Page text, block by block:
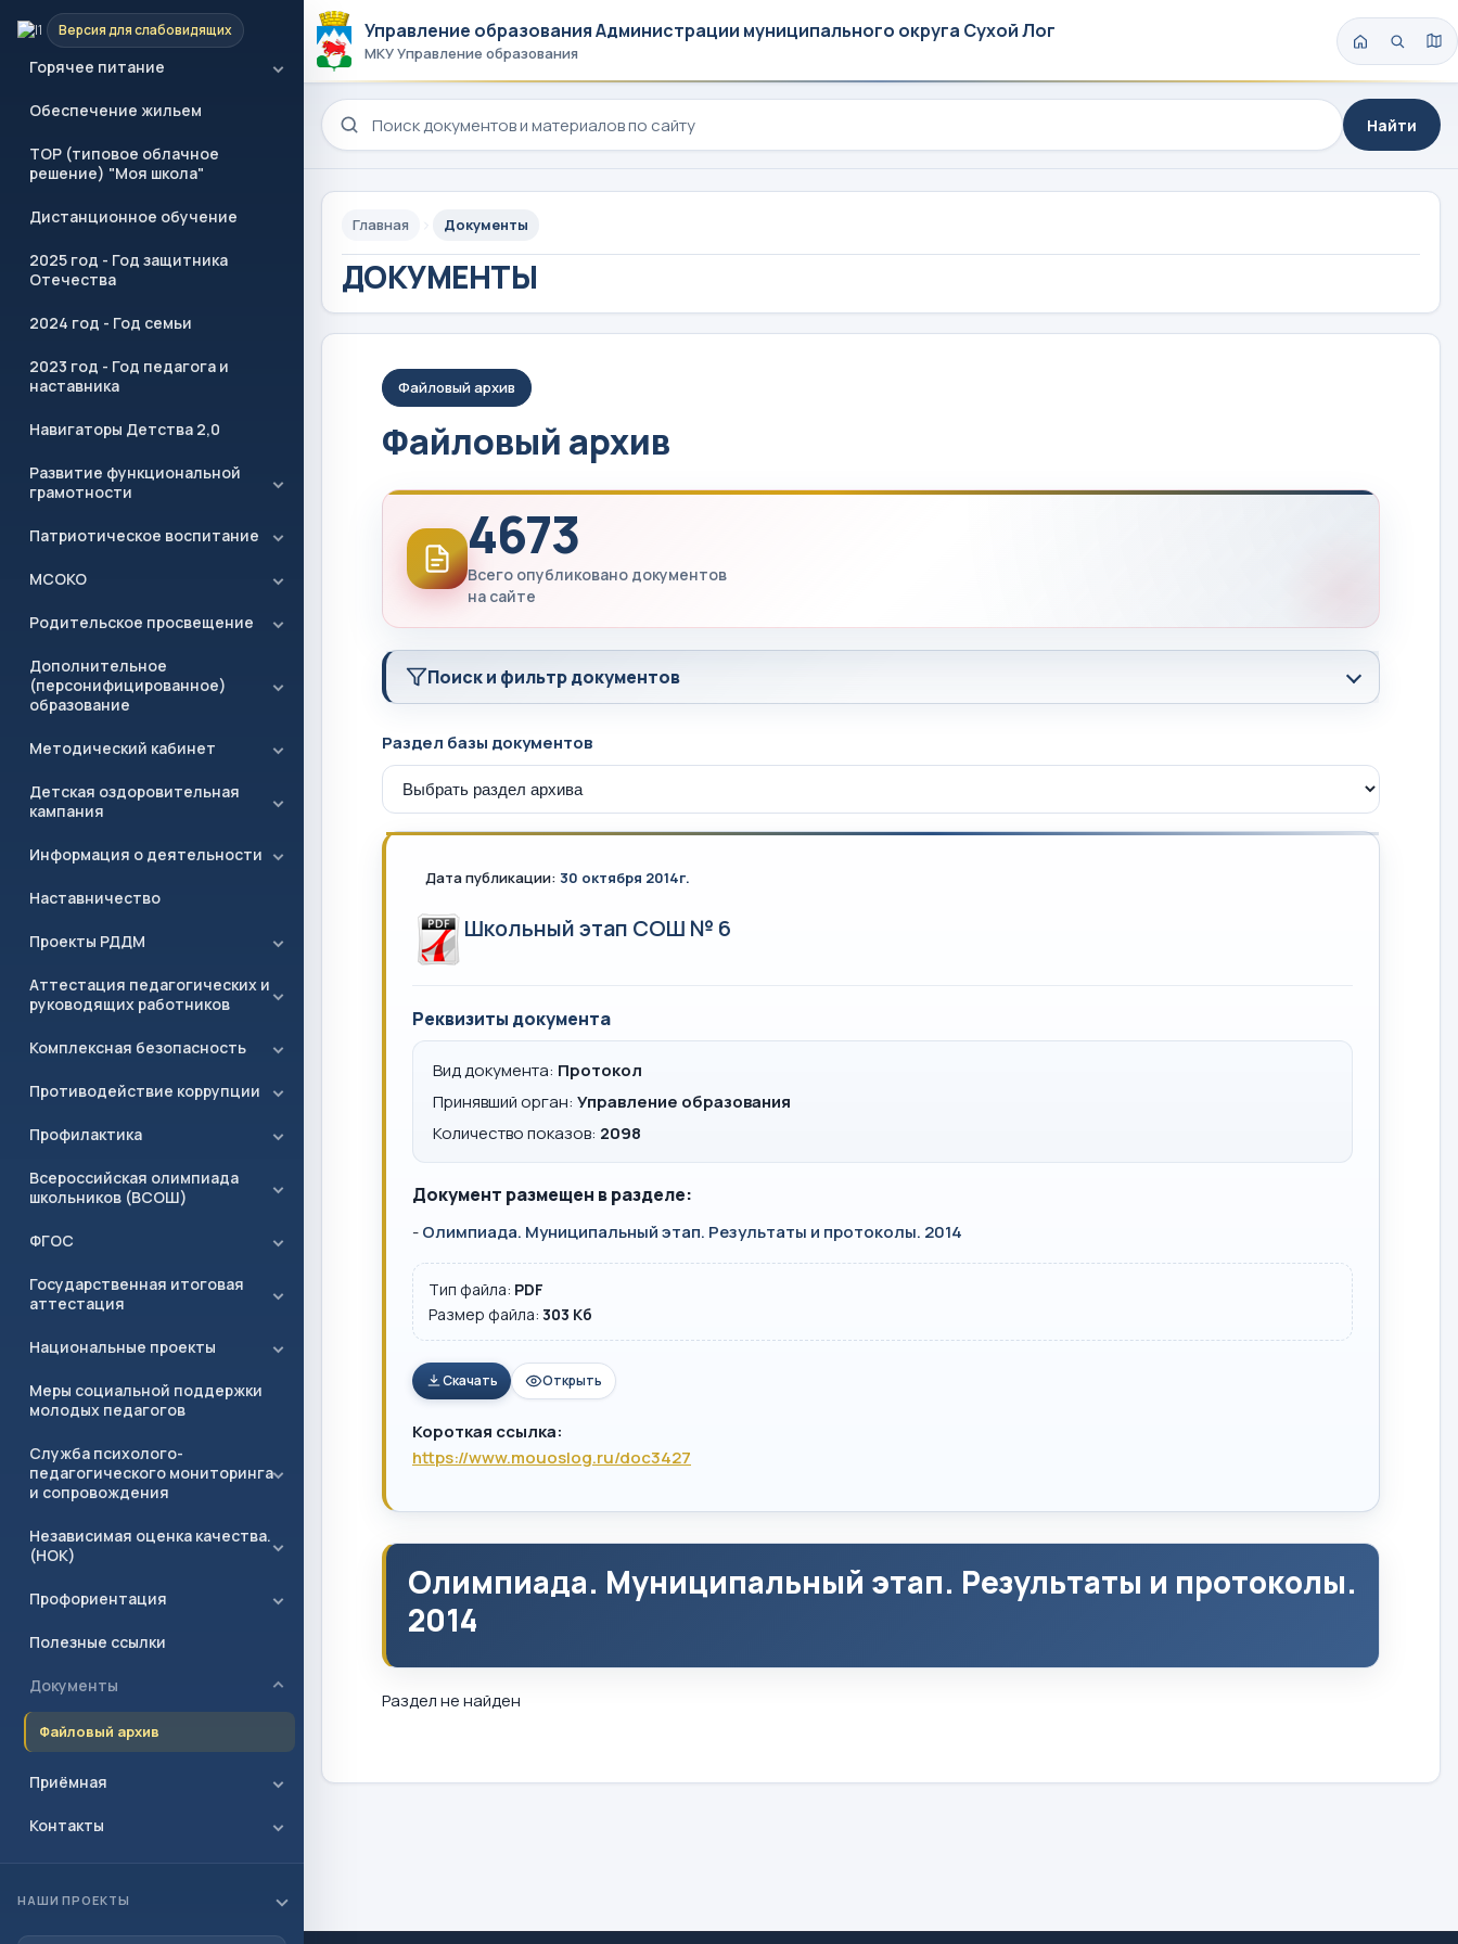
Версия для слабовидящих
Учреждения образования
Горячее питание
Обеспечение жильем
ТОР (типовое облачное
решение) "Моя школа"
Дистанционное обучение
2025 год - Год защитника
Отечества
2024 год - Год семьи
2023 год - Год педагога и
наставника
Навигаторы Детства 2,0
Развитие функциональной
грамотности
Патриотическое воспитание
МСОКО
Родительское просвещение
Дополнительное
(персонифицированное)
образование
Методический кабинет
Детская оздоровительная
кампания
Информация о деятельности
Наставничество
Проекты РДДМ
Аттестация педагогических и
руководящих работников
Комплексная безопасность
Противодействие коррупции
Профилактика
Всероссийская олимпиада
школьников (ВСОШ)
ФГОС
Государственная итоговая
аттестация
Национальные проекты
Меры социальной поддержки
молодых педагогов
Служба психолого-
педагогического мониторинга
и сопровождения
Независимая оценка качества.
(НОК)
Профориентация
Полезные ссылки
Документы
Файловый архив
Приёмная
Контакты
НАШИ ПРОЕКТЫ
Управление образования Администрации муниципального округа Сухой Лог
МКУ Управление образования
Поиск по сайту
Найти
Главная Документы
ДОКУМЕНТЫ
Файловый архив
Файловый архив
4673
Всего опубликовано документов
на сайте
Поиск и фильтр документов
Раздел базы документов
Дата публикации: 30 октября 2014г.
Школьный этап СОШ № 6
Реквизиты документа
Вид документа: Протокол
Принявший орган: Управление образования
Количество показов: 2098
Документ размещен в разделе:
-Олимпиада. Муниципальный этап. Результаты и протоколы. 2014
Тип файла: PDF
Размер файла: 303 Кб
Скачать Открыть
Короткая ссылка:
https://www.mouoslog.ru/doc3427
Олимпиада. Муниципальный этап. Результаты и протоколы.
2014
Раздел не найден